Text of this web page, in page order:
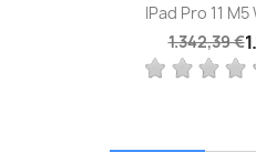
IPad Pro 11 M5
1.342,39 €